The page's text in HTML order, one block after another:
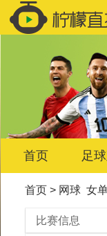
首页 足
首页> 网球 女
比赛信息